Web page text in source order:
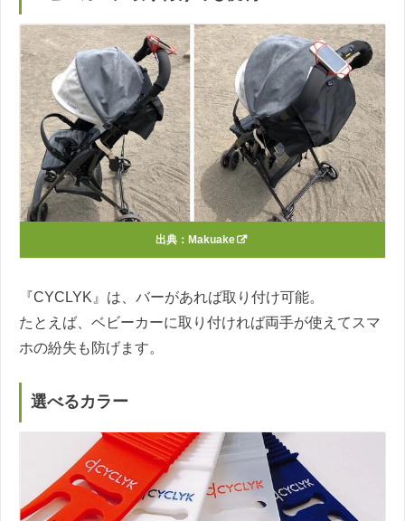
出典： Makuake
『CYCLYK』は、バーがあれば取り付け可能。
たとえば、ベビーカーに取り付ければ両手が使えてスマ
ホの紛失も防げます。
選べるカラー